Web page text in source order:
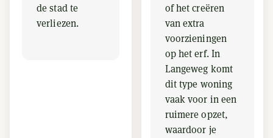
de stad te
verliezen.
of het creëren
van extra
voorzieningen
op het erf. In
Langeweg komt
dit type woning
vaak voor in een
ruimere opzet,
waardoor je